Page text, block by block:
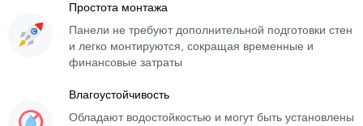
Простота монтажа
Панели не требуют дополнительной подготовки стен
и легко монтируются, сокращая временные и
финансовые затраты
Влагоустойчивость
Обладают водостойкостью и могут быть установлены